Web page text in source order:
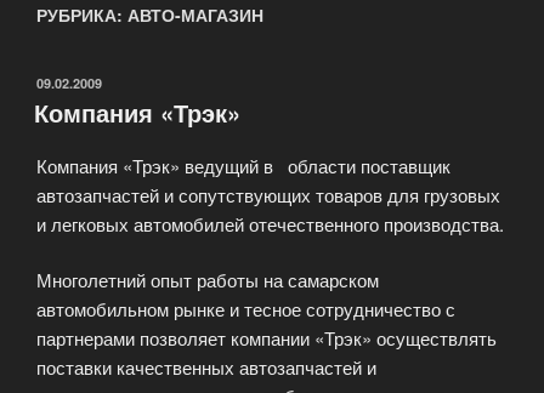
РУБРИКА: АВТО-МАГАЗИН
ОПУБЛИКОВАНО
09.02.2009
Компания «Трэк»
Компания «Трэк» ведущий в области поставщик
автозапчастей и сопутствующих товаров для грузовых
и легковых автомобилей отечественного производства.
Многолетний опыт работы на самарском
автомобильном рынке и тесное сотрудничество с
партнерами позволяет компании «Трэк» осуществлять
поставки качественных автозапчастей и